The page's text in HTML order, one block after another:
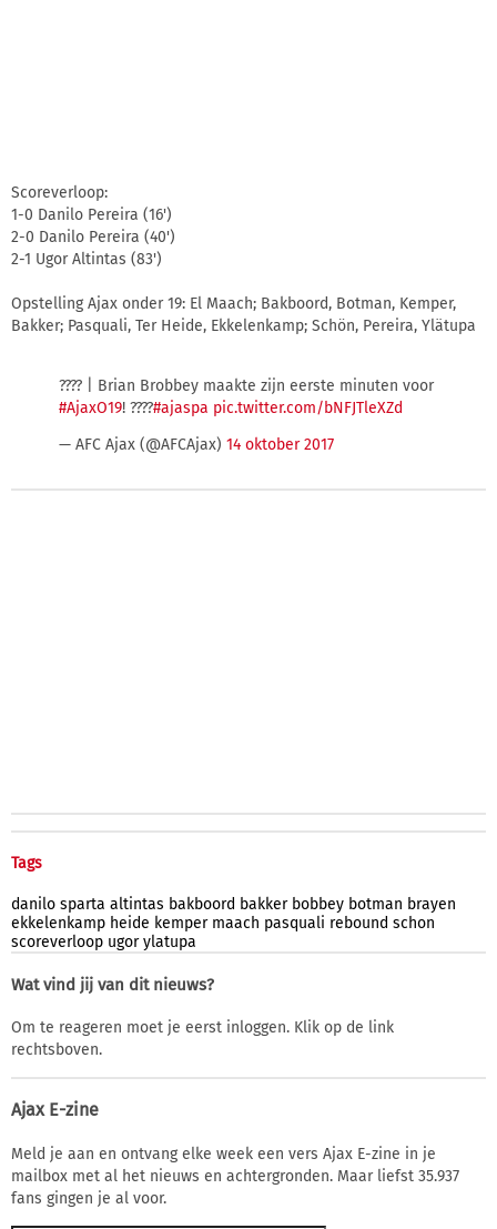
Scoreverloop:
1-0 Danilo Pereira (16')
2-0 Danilo Pereira (40')
2-1 Ugor Altintas (83')
Opstelling Ajax onder 19: El Maach; Bakboord, Botman, Kemper,
Bakker; Pasquali, Ter Heide, Ekkelenkamp; Schön, Pereira, Ylätupa
???? | Brian Brobbey maakte zijn eerste minuten voor
#AjaxO19! ????#ajaspa pic.twitter.com/bNFJTleXZd
— AFC Ajax (@AFCAjax) 14 oktober 2017
Tags
danilo sparta altintas bakboord bakker bobbey botman brayen
ekkelenkamp heide kemper maach pasquali rebound schon
scoreverloop ugor ylatupa
Wat vind jij van dit nieuws?
Om te reageren moet je eerst inloggen. Klik op de link
rechtsboven.
Ajax E-zine
Meld je aan en ontvang elke week een vers Ajax E-zine in je
mailbox met al het nieuws en achtergronden. Maar liefst 35.937
fans gingen je al voor.